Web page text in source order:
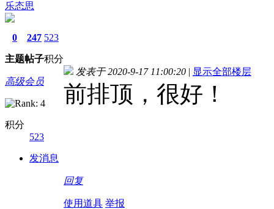
乐态思
0
主题
247
帖子
523
积分
高级会员
积分
523
发消息
发表于 2020-9-17 11:00:20 | 显示全部楼层
前排顶，很好！
回复
使用道具 举报